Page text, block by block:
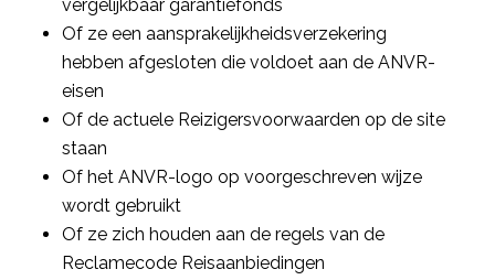
vergelijkbaar garantiefonds
Of ze een aansprakelijkheidsverzekering
hebben afgesloten die voldoet aan de ANVR-
eisen
Of de actuele Reizigersvoorwaarden op de site
staan
Of het ANVR-logo op voorgeschreven wijze
wordt gebruikt
Of ze zich houden aan de regels van de
Reclamecode Reisaanbiedingen